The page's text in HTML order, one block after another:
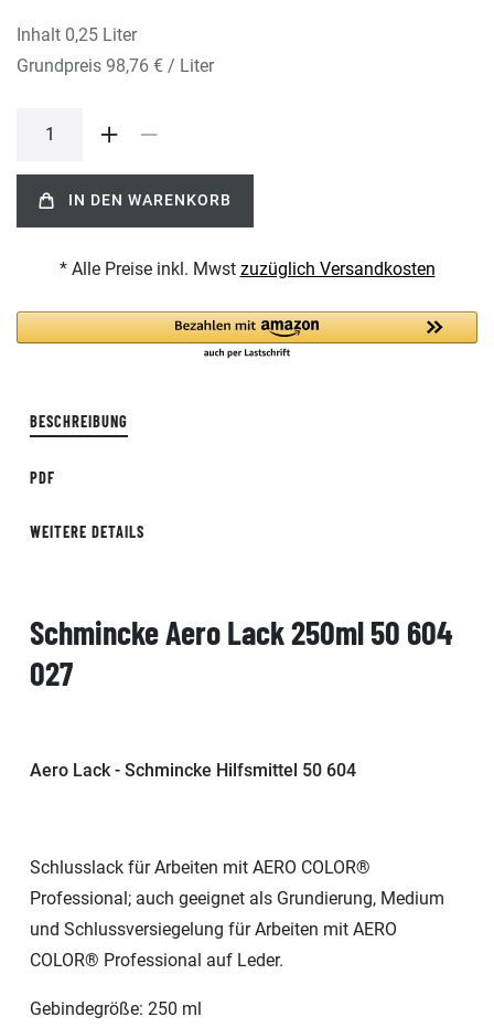
Inhalt 0,25 Liter
Grundpreis 98,76 € / Liter
IN DEN WARENKORB
* Alle Preise inkl. Mwst zuzüglich Versandkosten
BESCHREIBUNG
PDF
WEITERE DETAILS
Schmincke Aero Lack 250ml 50 604
027
Aero Lack - Schmincke Hilfsmittel 50 604
Schlusslack für Arbeiten mit AERO COLOR®
Professional; auch geeignet als Grundierung, Medium
und Schlussversiegelung für Arbeiten mit AERO
COLOR® Professional auf Leder.
Gebindegröße: 250 ml